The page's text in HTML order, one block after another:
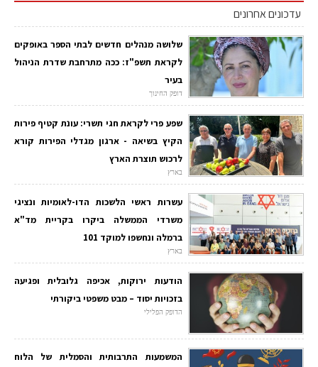
עדכונים אחרונים
שלושה מנהלים חדשים לבתי הספר באופקים
לקראת תשפ"ז: ככה מתרחבת שדרת הניהול
בעיר
דופק החינוך
שפע פרי לקראת חגי תשרי: עונת קטיף פירות
הקיץ בשיאה - ארגון מגדלי הפירות קורא
לרכוש תוצרת הארץ
בארץ
עשרות ראשי הלשכות הדו-לאומיות ונציגי
משרדי הממשלה ביקרו בקריית מד"א
ברמלה ונחשפו למוקד 101
בארץ
הודעות ירוקות, אכיפה גלובלית ופגיעה
בזכויות יסוד – מבט משפטי ביקורתי
הדופק הפלילי
המשמעות התרבותית והסמלית של הלוח